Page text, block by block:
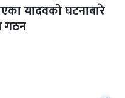
यादवको घटनाबारे
गठन